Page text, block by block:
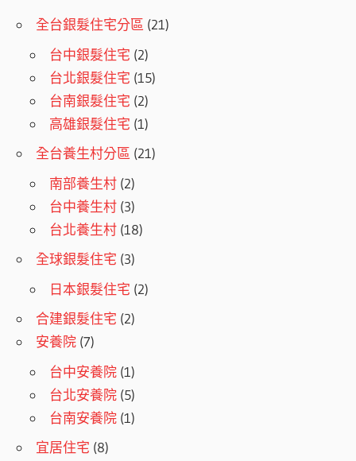
全台銀髮住宅分區 (21)
台中銀髮住宅 (2)
台北銀髮住宅 (15)
台南銀髮住宅 (2)
高雄銀髮住宅 (1)
全台養生村分區 (21)
南部養生村 (2)
台中養生村 (3)
台北養生村 (18)
全球銀髮住宅 (3)
日本銀髮住宅 (2)
合建銀髮住宅 (2)
安養院 (7)
台中安養院 (1)
台北安養院 (5)
台南安養院 (1)
宜居住宅 (8)